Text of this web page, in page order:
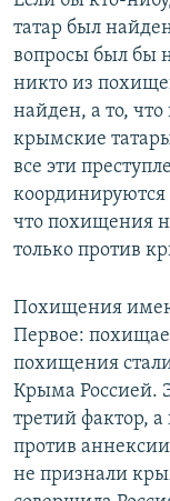
татар был
вопросы был бы
никто из
найден, а то,
крымские татары
все эти
координируются
что похищения
только против
Похищения
Первое:
похищения
Крыма Россией.
третий фактор,
против
не признали